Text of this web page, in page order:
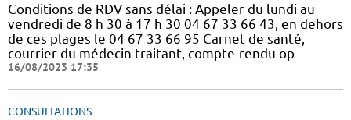
Conditions de RDV sans délai : Appeler du lundi au
vendredi de 8 h 30 à 17 h 30 04 67 33 66 43, en dehors
de ces plages le 04 67 33 66 95 Carnet de santé,
courrier du médecin traitant, compte-rendu op
16/08/2023 17:35
CONSULTATIONS